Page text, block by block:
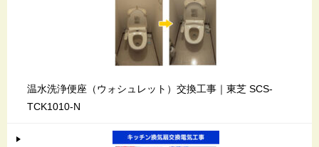
温水洗浄便座（ウォシュレット）交換工事｜東芝 SCS-
TCK1010-N